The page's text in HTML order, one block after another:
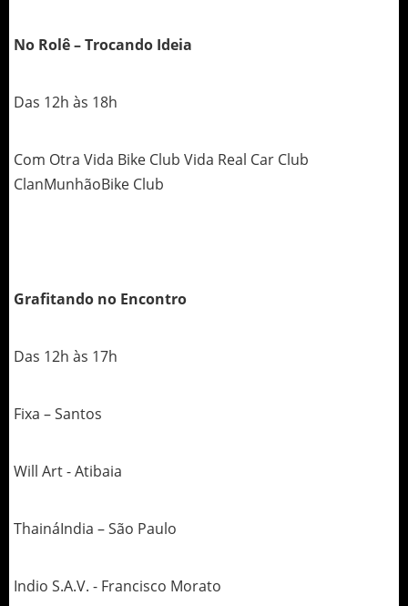
No Rolê – Trocando Ideia
Das 12h às 18h
Com Otra Vida Bike Club Vida Real Car Club
ClanMunhãoBike Club
Grafitando no Encontro
Das 12h às 17h
Fixa – Santos
Will Art - Atibaia
ThaináIndia – São Paulo
Indio S.A.V. - Francisco Morato